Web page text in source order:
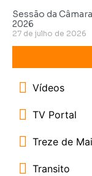
Sessão da
2026
27 de julho de 2026
Vídeos
TV Portal
Treze de
Transito